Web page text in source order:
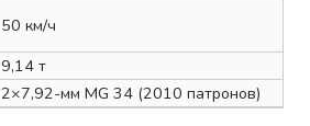
50 км/ч
9,14 т
2×7,92-мм MG 34 (2010 патронов)